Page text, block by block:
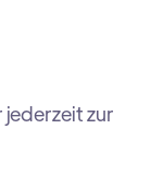
jederzeit zur